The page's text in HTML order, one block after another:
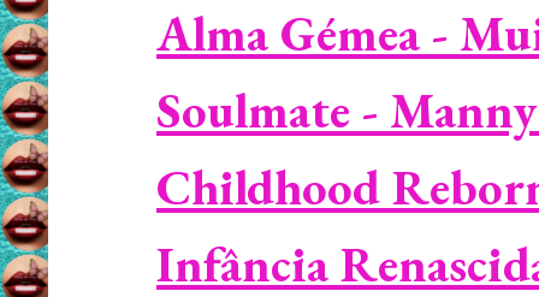
Alma Gémea -
Soulmate -
Childhood
Infância